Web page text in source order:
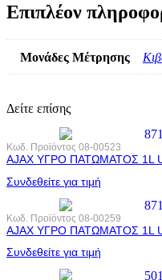
Επιπλέον
Μονάδες Μέτρησης
Δείτε επίσης
Κωδ. Προϊόντος 08-00523
AJAX ΥΓΡΟ ΠΑΤΩΜΑΤΟΣ 1L
Συνδεθείτε για τιμή
Κωδ. Προϊόντος 08-00259
AJAX ΥΓΡΟ ΠΑΤΩΜΑΤΟΣ 1L
Συνδεθείτε για τιμή